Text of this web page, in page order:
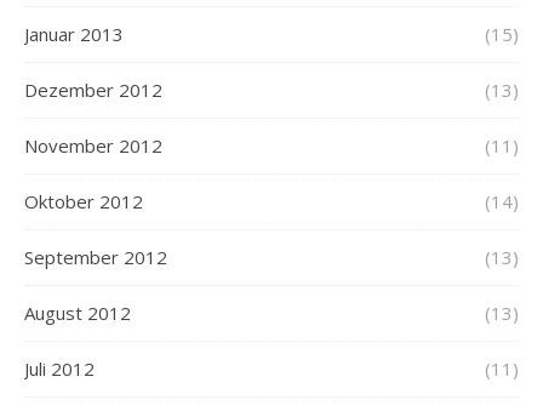
Januar 2013 (15)
Dezember 2012 (13)
November 2012 (11)
Oktober 2012 (14)
September 2012 (13)
August 2012 (13)
Juli 2012 (11)